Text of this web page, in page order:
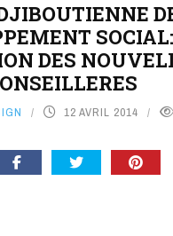
SOCIAL:
DES
12 AVRIL 2014